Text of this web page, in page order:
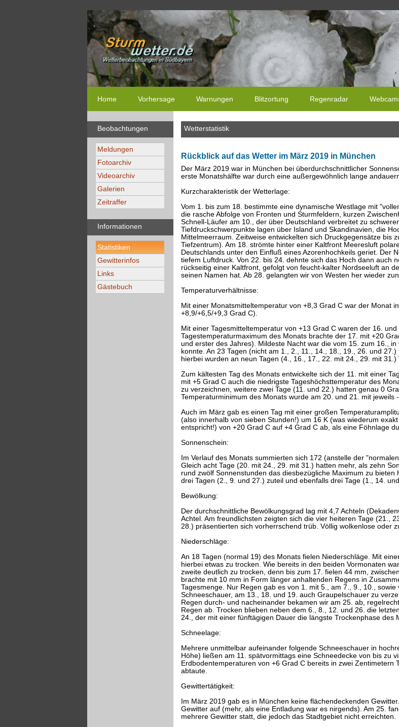
Home Vorhersage Warnungen Blitzortung Regenradar
Beobachtungen
Meldungen
Fotoarchiv
Videoarchiv
Galerien
Zeitraffer
Informationen
Statistiken
Gewitterinfos
Links
Gästebuch
Wetterstatistik
Rückblick auf das Wetter im März 2019 in München
Der März 2019 war in München bei überdurchschnittlicher
erste Monatshälfte war durch eine außergewöhnlich lange
Kurzcharakteristik der Wetterlage:
Vom 1. bis zum 18. bestimmte eine dynamische Westlage mit
die rasche Abfolge von Fronten und Sturmfeldern, kurzen
Schnell-Läufer am 10., der über Deutschland verbreitet zu
Tiefdruckschwerpunkte lagen über Island und Skandinavien, die
Mittelmeerraum. Zeitweise entwickelten sich Druckgegensätze bis
Tiefzentrum). Am 18. strömte hinter einer Kaltfront Meeresluft
Deutschlands unter den Einfluß eines Azorenhochkeils geriet. Der
tiefem Luftdruck. Von 22. bis 24. dehnte sich das Hoch dann auch
rückseitig einer Kaltfront, gefolgt von feucht-kalter Nordseeluft an
seinen Namen hat. Ab 28. gelangten wir von Westen her wieder
Temperaturverhältnisse:
Mit einer Monatsmitteltemperatur von +8,3 Grad C war der Monat
+8,9/+6,5/+9,3 Grad C).
Mit einer Tagesmitteltemperatur von +13 Grad C waren der 16.
Tagestemperaturmaximum des Monats brachte der 17. mit +20
und erster des Jahres). Mildeste Nacht war die vom 15. zum 16.,
konnte. An 23 Tagen (nicht am 1., 2., 11., 14., 18., 19., 26. und
hierbei wurden an neun Tagen (4., 16., 17., 22. mit 24., 29. mit
Zum kältesten Tag des Monats entwickelte sich der 11. mit einer
mit +5 Grad C auch die niedrigste Tageshöchsttemperatur des
zu verzeichnen, weitere zwei Tage (11. und 22.) hatten genau 0
Temperaturminimum des Monats wurde am 20. und 21. mit jeweils
Auch im März gab es einen Tag mit einer großen
(also innerhalb von sieben Stunden!) um 16 K (was wiederum
entspricht!) von +20 Grad C auf +4 Grad C ab, als eine Föhnlage
Sonnenschein:
Im Verlauf des Monats summierten sich 172 (anstelle der
Gleich acht Tage (20. mit 24., 29. mit 31.) hatten mehr, als zehn
rund zwölf Sonnenstunden das diesbezügliche Maximum zu
drei Tagen (2., 9. und 27.) zuteil und ebenfalls drei Tage (1., 14.
Bewölkung:
Der durchschnittliche Bewölkungsgrad lag mit 4,7 Achteln
Achtel. Am freundlichsten zeigten sich die vier heiteren Tage (21.,
28.) präsentierten sich vorherrschend trüb. Völlig wolkenlose oder
Niederschläge:
An 18 Tagen (normal 19) des Monats fielen Niederschläge. Mit
hierbei etwas zu trocken. Wie bereits in den beiden Vormonaten
zweite deutlich zu trocken, denn bis zum 17. fielen 44 mm,
brachte mit 10 mm in Form länger anhaltenden Regens in
Tagesmenge. Nur Regen gab es von 1. mit 5., am 7., 9., 10.,
Schneeschauer, am 13., 18. und 19. auch Graupelschauer zu
Regen durch- und nacheinander bekamen wir am 25. ab,
Regen ab. Trocken blieben neben dem 6., 8., 12. und 26. die
24., der mit einer fünftägigen Dauer die längste Trockenphase des
Schneelage:
Mehrere unmittelbar aufeinander folgende Schneeschauer in
Höhe) ließen am 11. spätvormittags eine Schneedecke von bis zu
Erdbodentemperaturen von +6 Grad C bereits in zwei
abtaute.
Gewittertätigkeit:
Im März 2019 gab es in München keine flächendeckenden
Gewitter auf (mehr, als eine Entladung war es nirgends). Am 25.
mehrere Gewitter statt, die jedoch das Stadtgebiet nicht erreichten.